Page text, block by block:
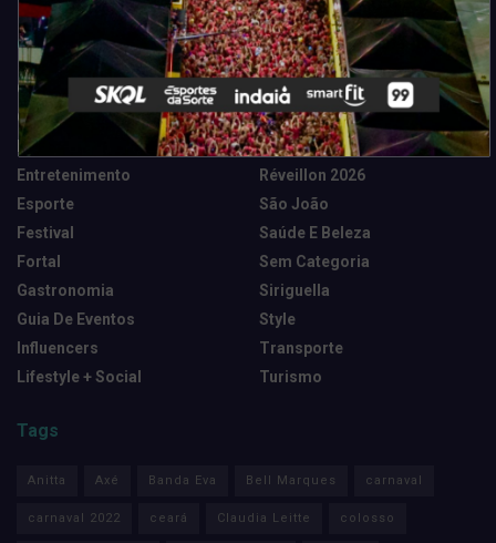
Categorias
Camarote Vip Junino
Cidade
Destaques
Entretenimento
Esporte
Festival
Fortal
Gastronomia
Guia De Eventos
Influencers
Lifestyle + Social
Marketing E Negócios
Música
News Tech
Réveillon 2026
São João
Saúde E Beleza
Sem Categoria
Siriguella
Style
Transporte
Turismo
Tags
Anitta Axé Banda Eva Bell Marques carnaval
carnaval 2022 ceará Claudia Leitte colosso